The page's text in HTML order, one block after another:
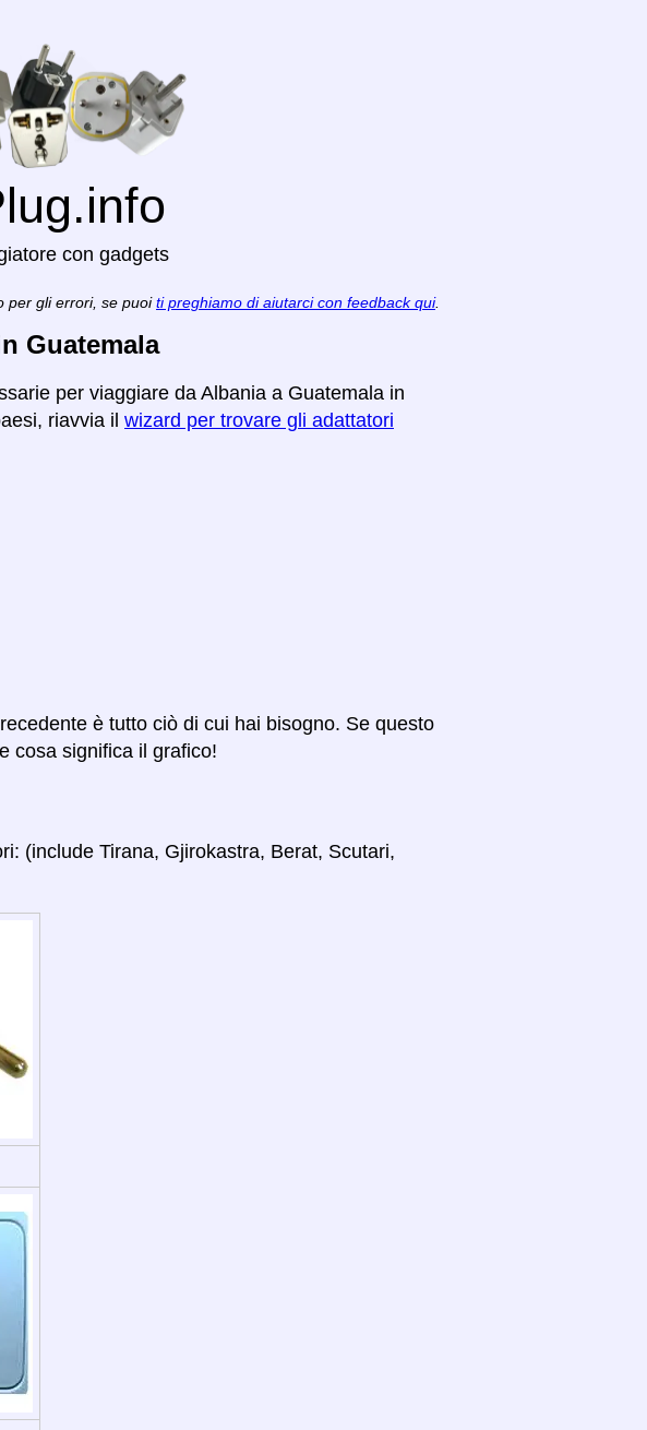
con gadgets
per gli errori, se puoiti preghiamo di aiutarci con feedback qui.
Guatemala
per viaggiare da Albania a Guatemala in
riavvia il wizard per trovare gli adattatori
è tutto ciò di cui hai bisogno. Se questo
cosa significa il grafico!
(include Tirana, Gjirokastra, Berat, Scutari,